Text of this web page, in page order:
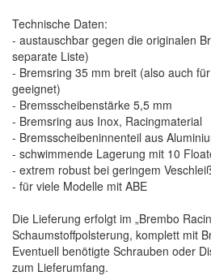
Technische Daten:
- austauschbar gegen die originalen
separate Liste)
- Bremsring 35 mm breit (also auch
geeignet)
- Bremsscheibenstärke 5,5 mm
- Bremsring aus Inox, Racingmaterial
- Bremsscheibeninnenteil aus
- schwimmende Lagerung mit 10
- extrem robust bei geringem
- für viele Modelle mit ABE
Die Lieferung erfolgt im „Brembo
Schaumstoffpolsterung, komplett mit
Eventuell benötigte Schrauben oder
zum Lieferumfang.